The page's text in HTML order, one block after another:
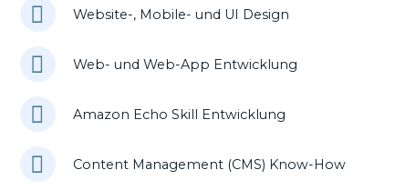
Website-, Mobile- und UI Design
Web- und Web-App Entwicklung
Amazon Echo Skill Entwicklung
Content Management (CMS) Know-How